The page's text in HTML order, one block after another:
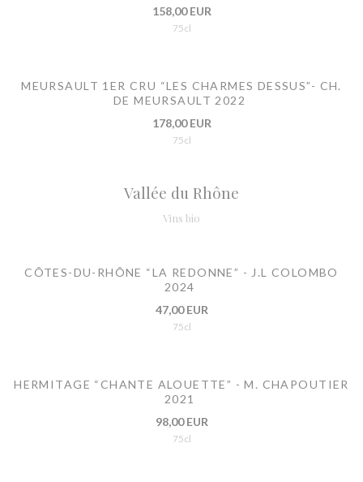
158,00 EUR
75cl
MEURSAULT 1ER CRU “LES CHARMES DESSUS”- CH.
DE MEURSAULT 2022
178,00 EUR
75cl
Vallée du Rhône
Vins bio
CÔTES-DU-RHÔNE “LA REDONNE” - J.L COLOMBO
2024
47,00 EUR
75cl
HERMITAGE “CHANTE ALOUETTE” - M. CHAPOUTIER
2021
98,00 EUR
75cl